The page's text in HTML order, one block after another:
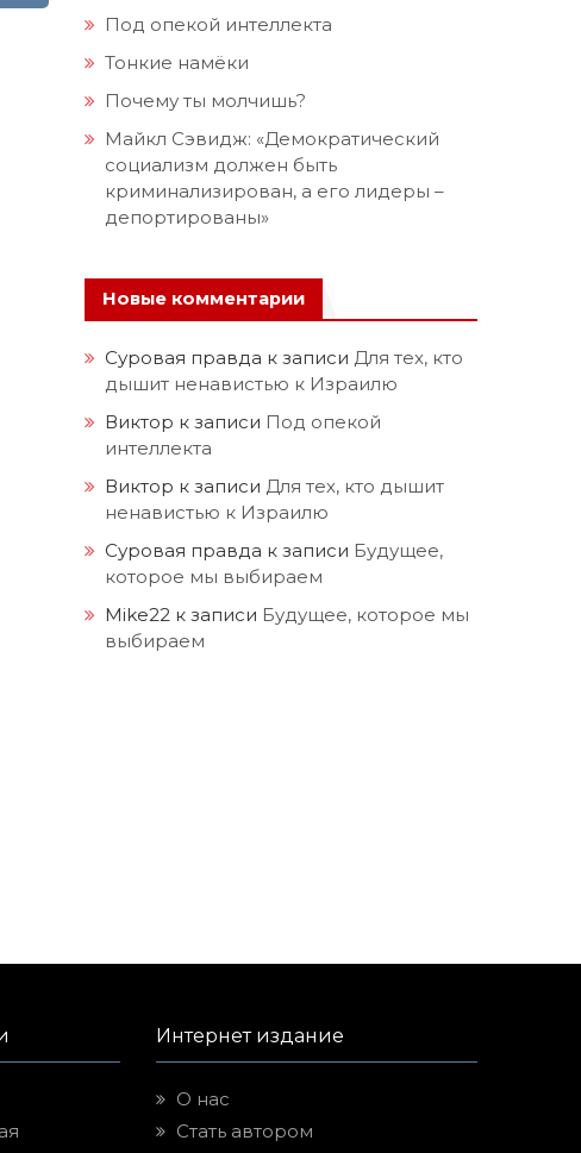
Под опекой интеллекта
Тонкие намёки
Почему ты молчишь?
Майкл Сэвидж: «Демократический
социализм должен быть
криминализирован, а его лидеры –
депортированы»
Новые комментарии
Суровая правда к записи Для тех, кто
дышит ненавистью к Израилю
Виктор к записи Под опекой
интеллекта
Виктор к записи Для тех, кто дышит
ненавистью к Израилю
Суровая правда к записи Будущее,
которое мы выбираем
Mike22 к записи Будущее, которое мы
выбираем
Интернет издание
О нас
Стать автором